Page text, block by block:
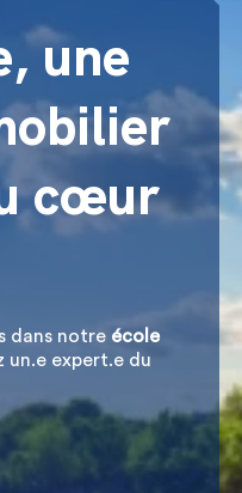
une
cœur
dans notre école
un.e expert.e du